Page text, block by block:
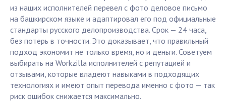
из наших исполнителей перевел с фото деловое письмо
на башкирском языке и адаптировал его под официальные
стандарты русского делопроизводства. Срок — 24 часа,
без потерь в точности. Это доказывает, что правильный
подход экономит не только время, но и деньги. Советуем
выбирать на Workzilla исполнителей с репутацией и
отзывами, которые владеют навыками в подходящих
технологиях и имеют опыт перевода именно с фото — так
риск ошибок снижается максимально.